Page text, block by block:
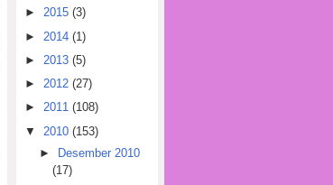
►2015 (3)
► 2014 (1)
► 2013 (5)
►2012 (27)
►2011 (108)
▼
2010 (153)
►
Desember 2010
(17)